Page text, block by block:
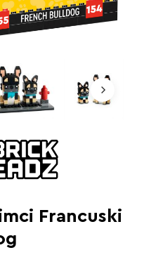
Francuski